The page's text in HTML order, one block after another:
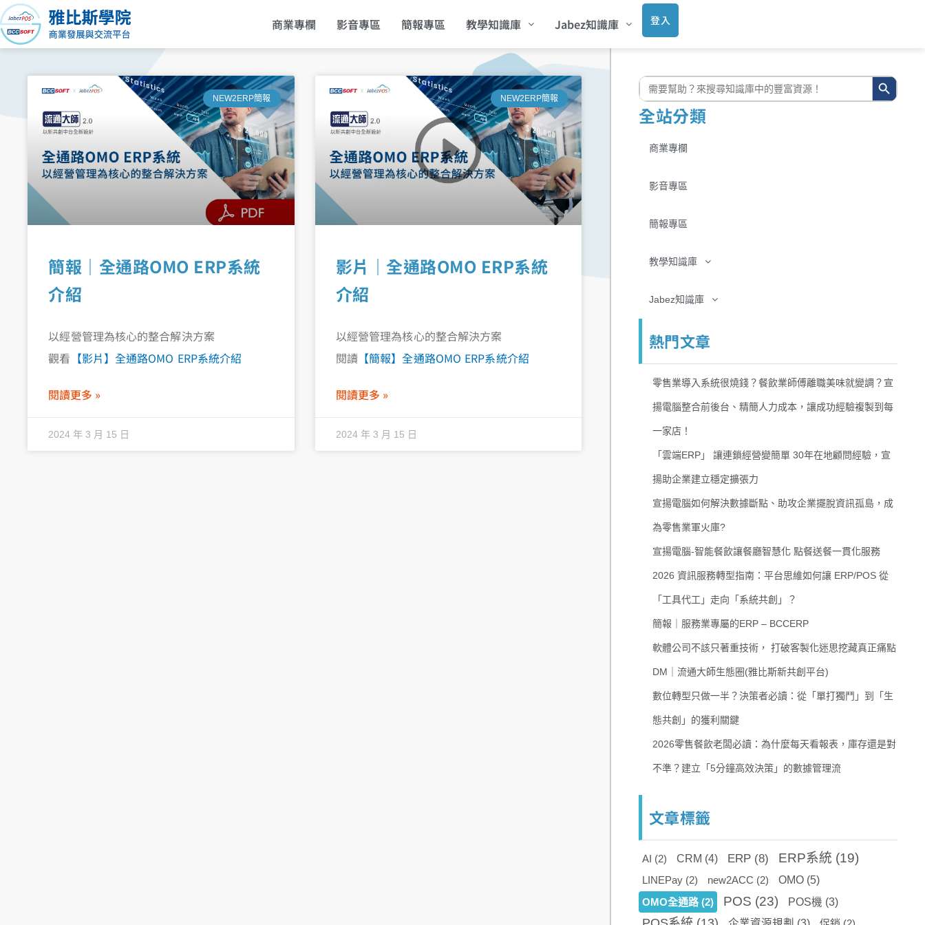
跳
至
主
商業專欄 影音專區 簡報專區 教學知識庫 Jabez知識庫 登入
NEW2ERP簡報
簡報｜全通路OMO ERP系統
介紹
以經營管理為核心的整合解決方案
觀看 【影片】全通路OMO ERP系統介紹
閱讀更多 »
2024 年 3 月 15 日
NEW2ERP簡報
影片｜全通路OMO ERP系統
介紹
以經營管理為核心的整合解決方案
閱讀 【簡報】全通路OMO ERP系統介紹
閱讀更多 »
2024 年 3 月 15 日
搜
尋:
搜尋按鈕
全站分類
商業專欄
影音專區
簡報專區
教學知識庫
Jabez知識庫
熱門文章
零售業導入系統很燒錢？餐飲業師傅離職美味就變調？宣
揚電腦整合前後台、精簡人力成本，讓成功經驗複製到每
一家店！
「雲端ERP」 讓連鎖經營變簡單 30年在地顧問經驗，宣
揚助企業建立穩定擴張力
宣揚電腦如何解決數據斷點、助攻企業擺脫資訊孤島，成
為零售業軍火庫?
宣揚電腦-智能餐飲讓餐廳智慧化 點餐送餐一貫化服務
2026 資訊服務轉型指南：平台思維如何讓 ERP/POS 從
「工具代工」走向「系統共創」？
簡報｜服務業專屬的ERP – BCCERP
軟體公司不該只著重技術， 打破客製化迷思挖藏真正痛點
DM｜流通大師生態圈(雅比斯新共創平台)
數位轉型只做一半？決策者必讀：從「單打獨鬥」到「生
態共創」的獲利關鍵
2026零售餐飲老闆必讀：為什麼每天看報表，庫存還是對
不準？建立「5分鐘高效決策」的數據管理流
文章標籤
AI (2) CRM (4) ERP (8) ERP系統 (19)
LINEPay (2) new2ACC (2) OMO (5)
OMO全通路(2) POS (23) POS機 (3)